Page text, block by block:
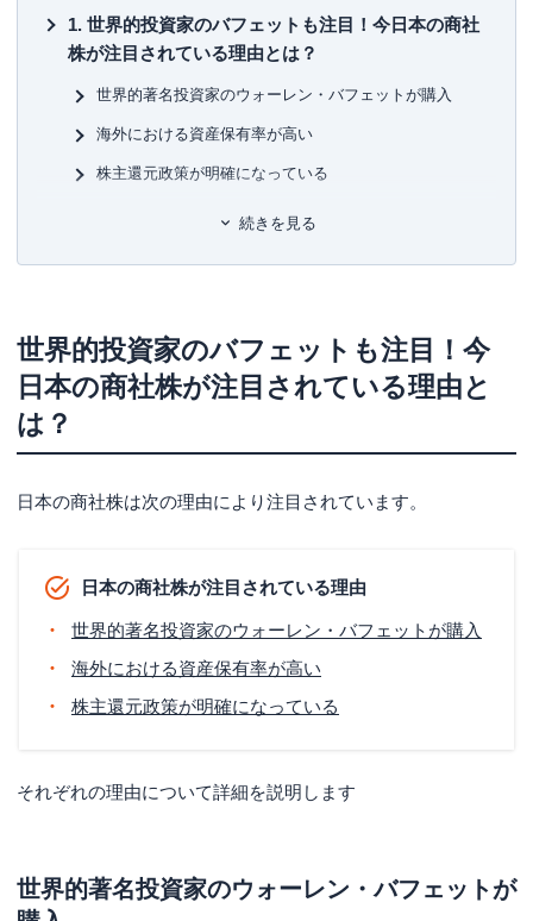
▼書籍
7日でマスターNISA&iDeCoがおもしろいくらいわかる本
図解即戦力 金融のしくみがこれ1冊でしっかりわかる教科
ゼロからはじめる！ お金のしくみ見るだけノート
世界的投資家のバフェットも注目！今日本の商社
株が注目されている理由とは？
世界的著名投資家のウォーレン・バフェットが購入
海外における資産保有率が高い
株主還元政策が明確になっている
商社株を選ぶ際の3つのポイント
将来的な成長見込み
【イーデス編集部総合No1人気！おすすめ商社
株】三菱商事
三菱商事 | バランスの取れた総合力が強み
住友商事 | エネルギー資源や金属資源に強み
伊藤忠商事 | コンビニや食料の非資源事業でトップ
丸紅 | 穀物や電力事業が強み
双日 | 航空産業で国内トップ
【7大商社以外】今買うべき商社株5選
マクニカホールディングス | 半導体取扱は国内トップク
続きを見る
世界的投資家のバフェットも注目！今
日本の商社株が注目されている理由と
は？
日本の商社株は次の理由により注目されています。
日本の商社株が注目されている理由
世界的著名投資家のウォーレン・バフェットが購入
海外における資産保有率が高い
株主還元政策が明確になっている
それぞれの理由について詳細を説明します
世界的著名投資家のウォーレン・バフェットが